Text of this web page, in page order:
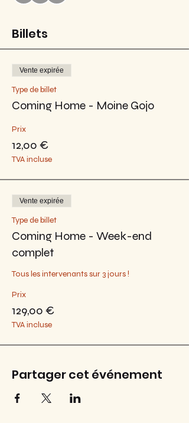
Billets
Vente expirée
Type de billet
Coming Home - Moine Gojo
Prix
12,00 €
TVA incluse
Vente expirée
Type de billet
Coming Home - Week-end
complet
Tous les intervenants sur 3 jours !
Prix
129,00 €
TVA incluse
Partager cet événement